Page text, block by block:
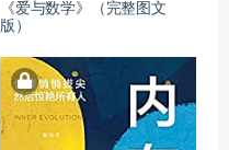
《爱与数学》（完整图文
版）